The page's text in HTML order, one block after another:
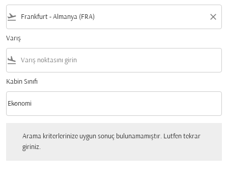
flight_takeoff close
Varış
flight_land
Kabin Sınıfı
Kabin Sınıfı option Ekonomi Selected
Ekonomi
keyboard_arrow_down
Arama kriterlerinize uygun sonuç bulunamamıştır. Lutfen tekrar
giriniz.